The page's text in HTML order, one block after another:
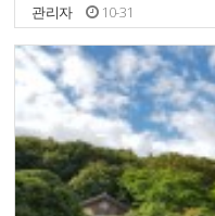
관리자 10-31